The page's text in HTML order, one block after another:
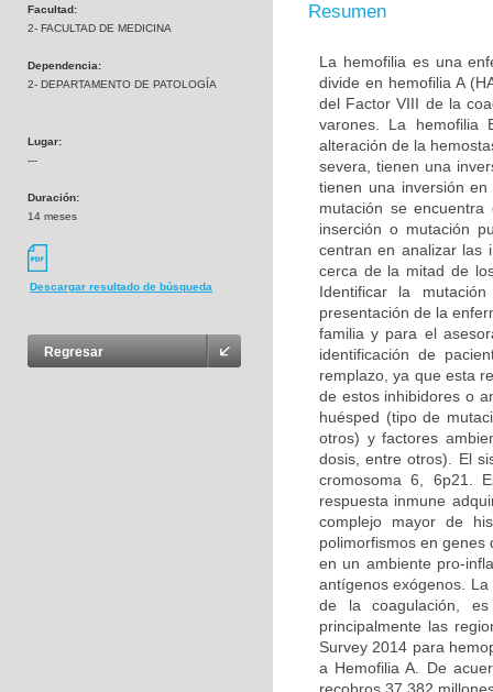
Facultad:
2- FACULTAD DE MEDICINA
Dependencia:
2- DEPARTAMENTO DE PATOLOGÍA
Lugar:
---
Duración:
14 meses
Descargar resultado de búsqueda
Regresar
Resumen
La hemofilia es una
divide en hemofilia A
del Factor VIII de la
varones. La hemofilia
alteración de la
severa, tienen una
tienen una inversión
mutación se
inserción o mutación
centran en analizar las
cerca de la mitad de
Identificar la
presentación de la
familia y para el
identificación de
remplazo, ya que esta
de estos inhibidores o
huésped (tipo de
otros) y factores
dosis, entre otros). El
cromosoma 6, 6p21.
respuesta inmune
complejo mayor de
polimorfismos en
en un ambiente pro-
antígenos exógenos.
de la coagulación,
principalmente las
Survey 2014 para
a Hemofilia A. De